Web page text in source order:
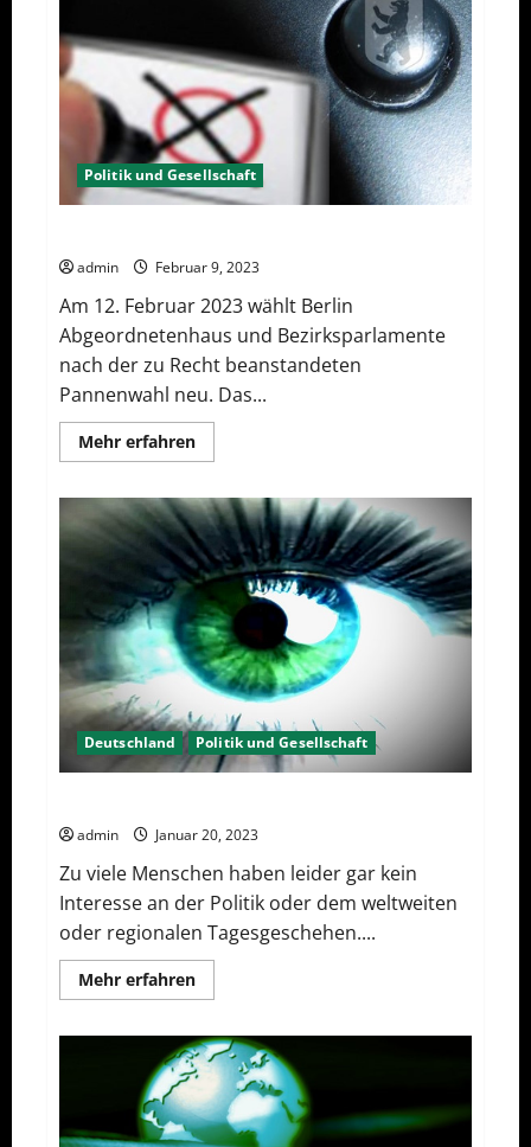
Politik und Gesellschaft
admin Februar 9, 2023
Am 12. Februar 2023 wählt Berlin
Abgeordnetenhaus und Bezirksparlamente
nach der zu Recht beanstandeten
Pannenwahl neu. Das...
Mehr erfahrenMehr
Informationen
Berlin
2023
–
Was
wählen?
Deutschland Politik und Gesellschaft
admin Januar 20, 2023
Zu viele Menschen haben leider gar kein
Interesse an der Politik oder dem weltweiten
oder regionalen Tagesgeschehen....
Mehr erfahrenMehr
Informationen
Interesse
an
Politik?